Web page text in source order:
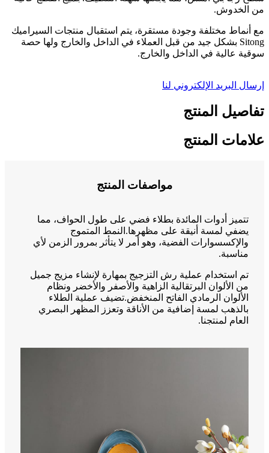
من الخدوش.
مع أنماط مختلفة وجودة مستقرة، يتم استقبال منتجات السيراميك
Sitong بشكل جيد من قبل العملاء في الداخل والخارج ولها حصة
سوقية عالية في الداخل والخارج.
إرسال البريد الإلكتروني لنا
تفاصيل المنتج
علامات المنتج
مواصفات المنتج
تتميز أدوات المائدة بطلاء فضي على طول الحواف، مما
يضفي لمسة أنيقة على مظهرها.النمط المتموج
والإكسسوارات الفضية، وهو أمر لا يتأثر بمرور الزمن لأي
مناسبة.
تم استخدام عملية رش التزجيج بمهارة لإنشاء مزيج جميل
من الألوان البرتقالية الزاهية والأصفر والأخضر ونظام
الألوان الرمادي الفاتح المنخفض.تضيف عملية الطلاء
بالذهب لمسة إضافية من الأناقة وتعزز المظهر البصري
العام لمنتجنا.